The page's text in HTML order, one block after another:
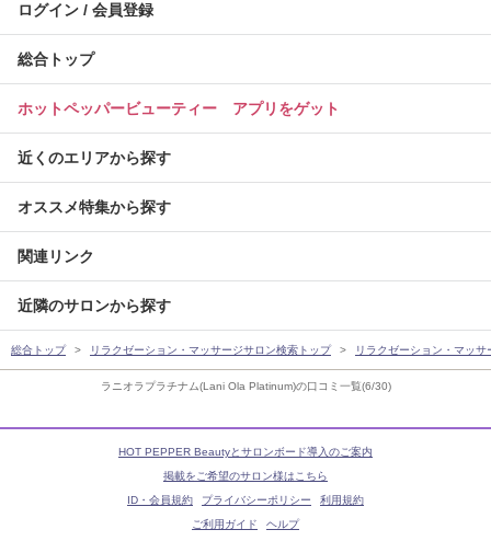
ラニオラプラチナム(Lani Ola Platinum)の口コミ一覧(6/30)
ログイン / 会員登録
総合トップ
ホットペッパービューティー アプリをゲット
近くのエリアから探す
オススメ特集から探す
関連リンク
近隣のサロンから探す
総合トップ リラクゼーション・マッサージサロン検索トップ リラクゼーション・マッ
HOT PEPPER Beautyとサロンボード導入のご案内
掲載をご希望のサロン様はこちら
ID・会員規約
プライバシーポリシー
利用規約
ご利用ガイド
ヘルプ